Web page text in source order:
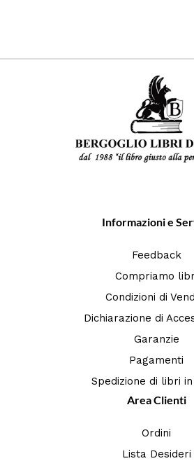
Informazioni e
Feedback
Compriamo
Condizioni di
Dichiarazione di
Garanzie
Pagamenti
Spedizione di libri
Area Clienti
Ordini
Lista Desideri